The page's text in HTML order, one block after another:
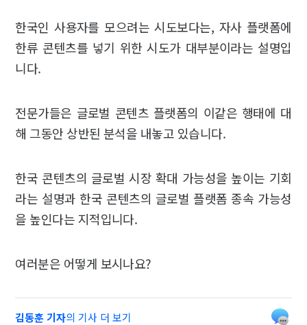
한국인 사용자를 모으려는 시도보다는, 자사 플랫폼에
한류 콘텐츠를 넣기 위한 시도가 대부분이라는 설명입
니다.
전문가들은 글로벌 콘텐츠 플랫폼의 이같은 행태에 대
해 그동안 상반된 분석을 내놓고 있습니다.
한국 콘텐츠의 글로벌 시장 확대 가능성을 높이는 기회
라는 설명과 한국 콘텐츠의 글로벌 플랫폼 종속 가능성
을 높인다는 지적입니다.
여러분은 어떻게 보시나요?
김동훈 기자의 기사 더 보기